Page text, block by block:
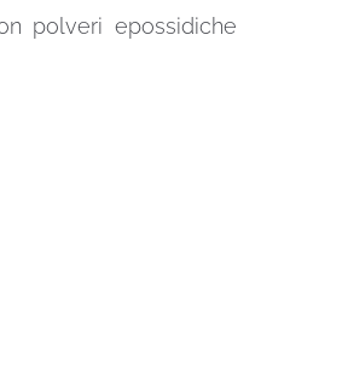
polveri epossidiche